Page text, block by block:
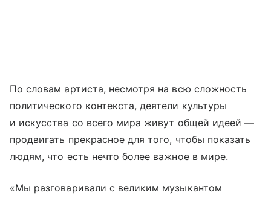
По словам артиста, несмотря на всю сложность
политического контекста, деятели культуры
и искусства со всего мира живут общей идеей —
продвигать прекрасное для того, чтобы показать
людям, что есть нечто более важное в мире.
«Мы разговаривали с великим музыкантом